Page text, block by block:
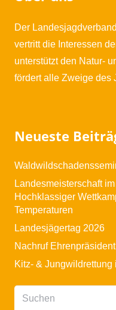
Der
vertritt die Interessen
unterstützt den Natur-
fördert alle Zweige des
Neueste
Landesmeisterschaft
Hochklassiger
Temperaturen
Landesjägertag 2026
Nachruf
Kitz- &